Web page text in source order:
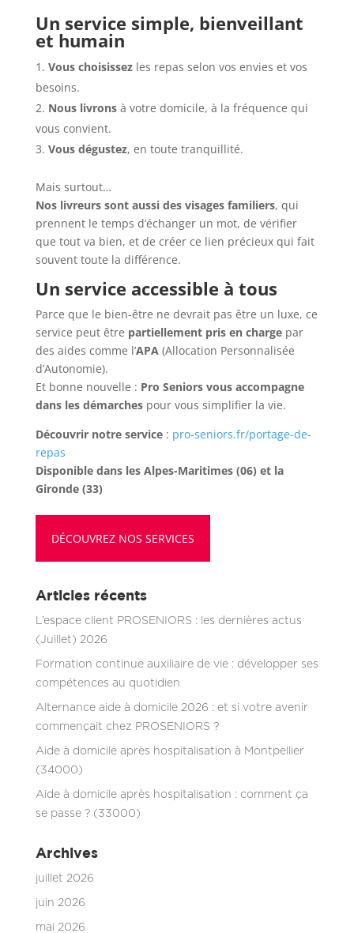
Un service simple, bienveillant
et humain
Vous choisissezles repas selon vos envies et vos
besoins.
Nous livronsà votre domicile, à la fréquence qui
vous convient.
Vous dégustez, en toute tranquillité.
Mais surtout…
Nos livreurs sont aussi des visages familiers, qui
prennent le temps d’échanger un mot, de vérifier
que tout va bien, et de créer ce lien précieux qui fait
souvent toute la différence.
Un service accessible à tous
Parce que le bien-être ne devrait pas être un luxe, ce
service peut être partiellement pris en chargepar
des aides comme l’APA (Allocation Personnalisée
d’Autonomie).
Et bonne nouvelle : Pro Seniors vous accompagne
dans les démarchespour vous simplifier la vie.
Découvrir notre service: pro-seniors.fr/portage-de-
repas
Disponible dans les Alpes-Maritimes (06) et la
Gironde (33)
DÉCOUVREZ NOS SERVICES
Articles récents
L’espace client PROSENIORS : les dernières actus
(Juillet) 2026
Formation continue auxiliaire de vie : développer ses
compétences au quotidien
Alternance aide à domicile 2026 : et si votre avenir
commençait chez PROSENIORS ?
Aide à domicile après hospitalisation à Montpellier
(34000)
Aide à domicile après hospitalisation : comment ça
se passe ? (33000)
Archives
juillet 2026
juin 2026
mai 2026